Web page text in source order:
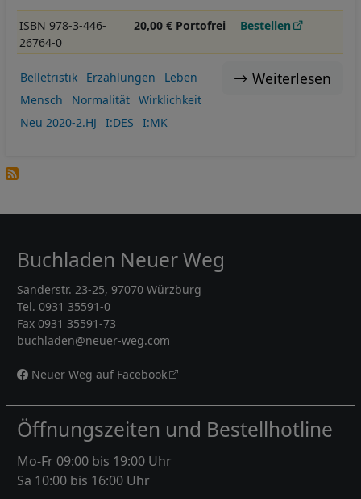
ISBN 978-3-446-
26764-0
20,00 € Portofrei Bestellen
Weiterlesen
Belletristik Erzählungen
Leben
Mensch
Normalität
Wirklichkeit
Neu 2020-2.HJ
I:DES I:MK
Buchladen Neuer Weg
Sanderstr. 23-25, 97070 Würzburg
Tel. 0931 35591-0
Fax 0931 35591-73
buchladen@neuer-weg.com
Neuer Weg auf Facebook
Öffnungszeiten und Bestellhotline
Mo-Fr 09:00 bis 19:00 Uhr
Sa 10:00 bis 16:00 Uhr